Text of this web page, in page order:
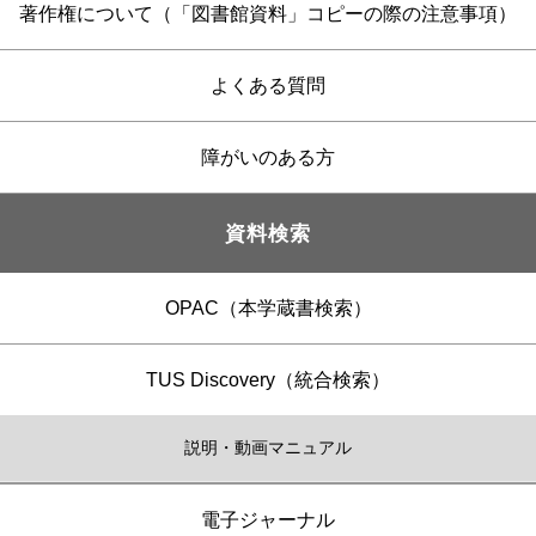
著作権について（「図書館資料」コピーの際の注意事項）
よくある質問
障がいのある方
資料検索
OPAC（本学蔵書検索）
TUS Discovery（統合検索）
説明・動画マニュアル
電子ジャーナル